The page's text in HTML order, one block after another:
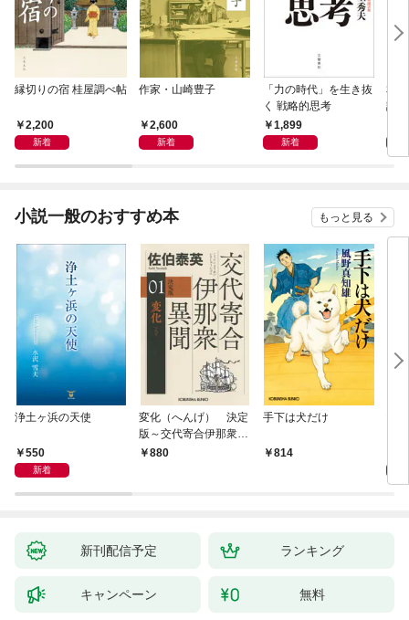
縁切りの宿 桂屋調べ帖
2,200
新着
作家・山崎豊子
2,600
新着
「力の時代」を生き抜
く 戦略的思考
1,899
新着
本
話）
小説一般のおすすめ本 もっと見る
浄土ヶ浜の天使
550
新着
変化（へんげ） 決定
版～交代寄合伊那衆異
聞（1）～
880
手下は犬だけ
814
新刊配信予定 ランキング
キャンペーン 無料